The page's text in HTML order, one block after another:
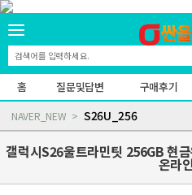
홈 질문및답변 구매후기
NAVER_NEW S26U_256
갤럭시S26울트라민팃 256GB 현
온라